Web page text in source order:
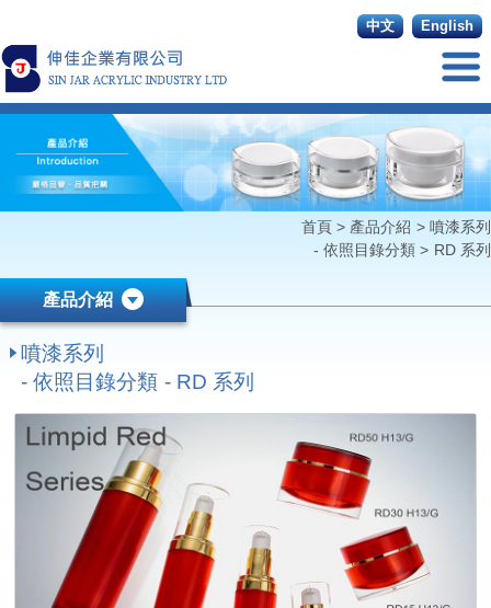
English
中文
首頁> 產品介紹 > 噴漆系列
- 依照目錄分類 > RD 系列
產品介紹
噴漆系列
- 依照目錄分類 - RD 系列